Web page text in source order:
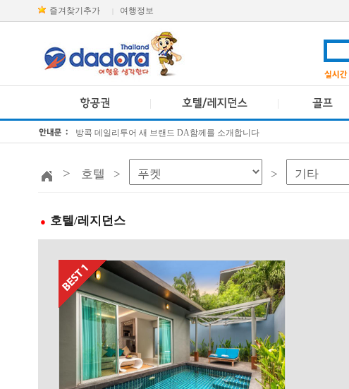
즐겨찾기추가 여행정보
방콕 데일리투어 새 브랜드 DA함께를 소개합니다
> 호텔 > >
● 호텔/레지던스